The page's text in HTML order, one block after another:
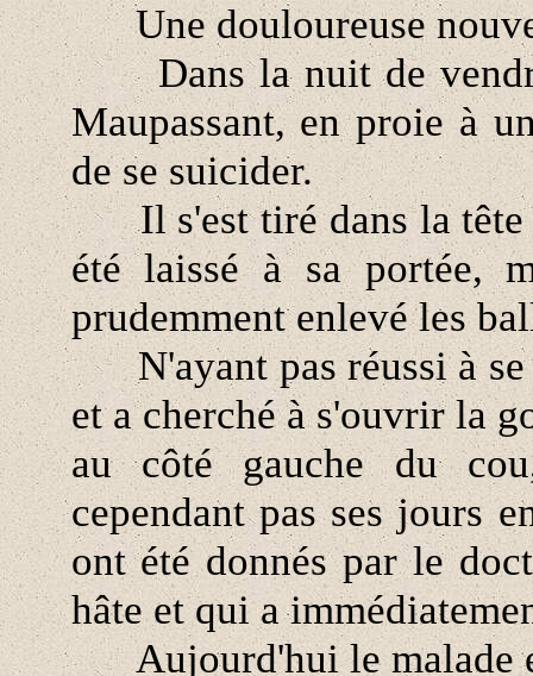
Une douloureuse
Dans la nuit de
Maupassant, en proie à
de se suicider.
Il s'est tiré dans la tête
été laissé à sa portée,
prudemment enlevé les
N'ayant pas réussi à se
et a cherché à s'ouvrir la
au côté gauche du
cependant pas ses jours
ont été donnés par le
hâte et qui a
Aujourd'hui le malade